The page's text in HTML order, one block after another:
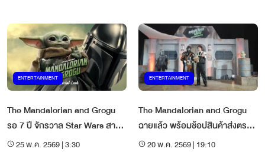
ENTERTAINMENT
The Mandalorian and Grogu
รอ 7 ปี จักรวาล Star Wars สาวก
ต้องดู25 พ.ค. 2569 | 3:30
ENTERTAINMENT
The Mandalorian and Grogu
ฉายแล้ว พร้อมช้อปสินค้าส่งตรง
จากจักรวาล
20 พ.ค. 2569 | 19:10